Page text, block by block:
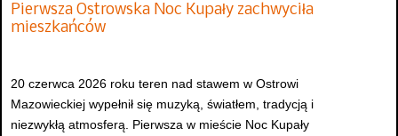
Pierwsza Ostrowska Noc Kupały zachwyciła
mieszkańców
20 czerwca 2026 roku teren nad stawem w Ostrowi
Mazowieckiej wypełnił się muzyką, światłem, tradycją i
niezwykłą atmosferą. Pierwsza w mieście Noc Kupały